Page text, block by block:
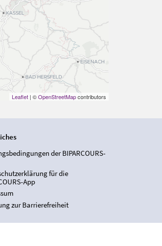
Leaflet| ©OpenStreetMapcontributors
der BIPARCOURS-
für die
App
zur Barrierefreiheit